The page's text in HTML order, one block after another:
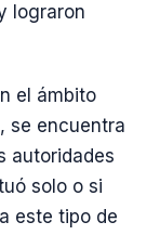
lograron
el ámbito
se encuentra
autoridades
solo o si
este tipo de